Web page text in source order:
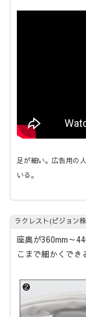
足が細い。広告用の
いる。
ラクレスト(ピジョン
座奥が360mm～
こまで細かくでき